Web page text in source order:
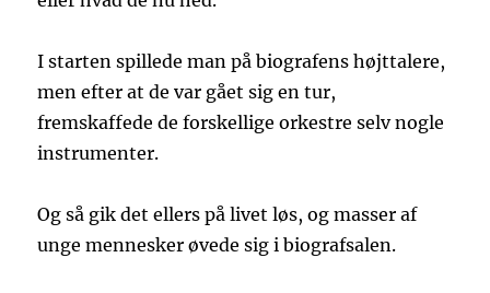
I starten spillede man på biografens højttalere,
men efter at de var gået sig en tur,
fremskaffede de forskellige orkestre selv nogle
instrumenter.
Og så gik det ellers på livet løs, og masser af
unge mennesker øvede sig i biografsalen.